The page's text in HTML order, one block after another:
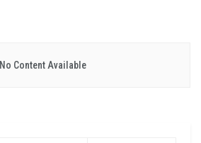
No Content Available